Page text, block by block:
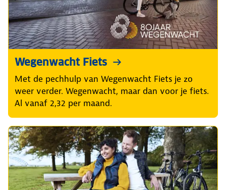
Wegenwacht Fiets
Met de pechhulp van Wegenwacht Fiets je zo
weer verder. Wegenwacht, maar dan voor je fiets.
Al vanaf 2,32 per maand.